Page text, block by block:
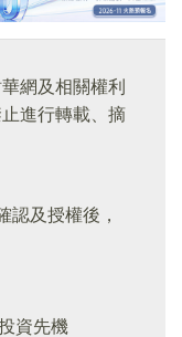
網及相關權利
進行轉載、摘
認及授權後，
資先機